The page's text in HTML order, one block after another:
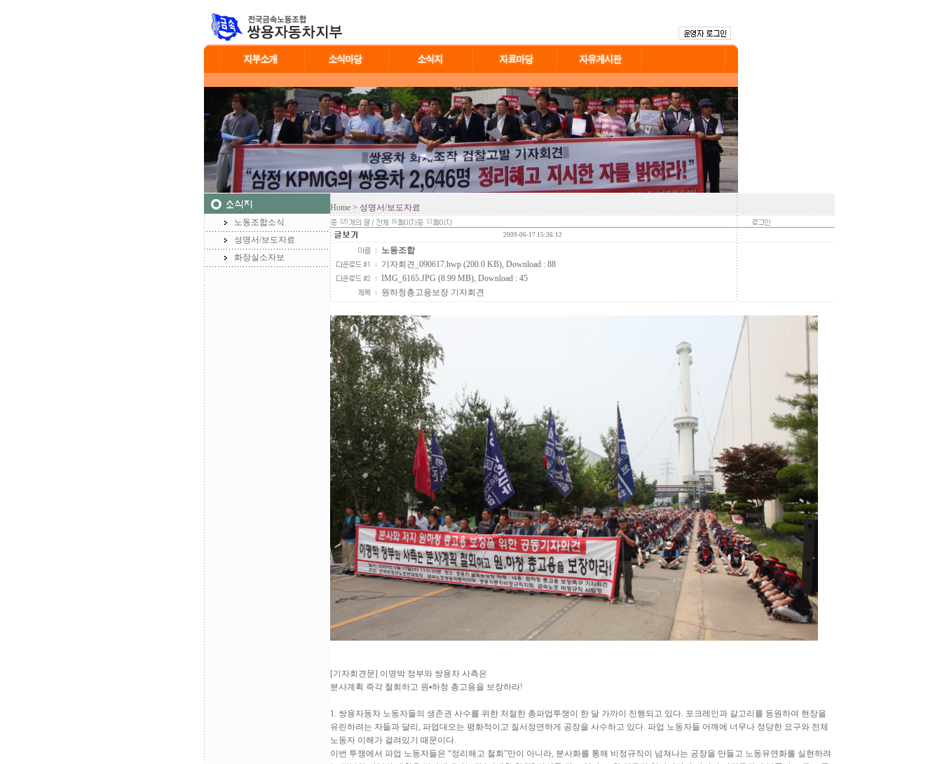
노동조합소식
성명서/보도자료
화장실소자보
Home > 성명서/보도자료
320 16
13
2009-06-17 15:36:12
노동조합
기자회견_090617.hwp (200.0 KB) , Download : 88
IMG_6165.JPG (8.99 MB) , Download : 45
원하청총고용보장 기자회견
[기자회견문] 이명박 정부와 쌍용차 사측은
분사계획 즉각 철회하고 원▪하청 총고용을 보장하라!
1. 쌍용자동차 노동자들의 생존권 사수를 위한 처절한 총파업투쟁이 한 달 가까이 진행되고 있다. 포크레인과 갈고리를 동원하여 현장을
유린하려는 자들과 달리, 파업대오는 평화적이고 질서정연하게 공장을 사수하고 있다. 파업 노동자들 어깨에 너무나 정당한 요구와 전체
노동자 이해가 걸려있기 때문이다.
이번 투쟁에서 파업 노동자들은 “정리해고 철회”만이 아니라, 분사화를 통해 비정규직이 넘쳐나는 공장을 만들고 노동유연화를 실현하려